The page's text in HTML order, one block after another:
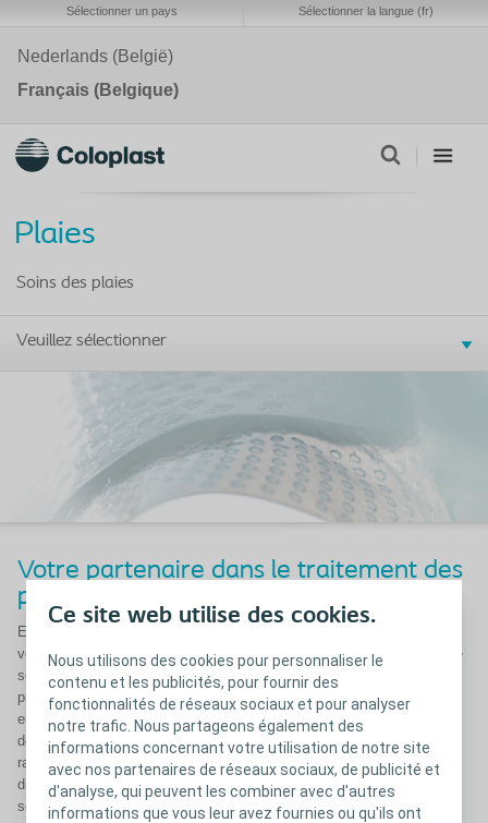
Ce site web utilise des cookies.
Nous utilisons des cookies pour personnaliser le
contenu et les publicités, pour fournir des
fonctionnalités de réseaux sociaux et pour analyser
notre trafic. Nous partageons également des
informations concernant votre utilisation de notre site
avec nos partenaires de réseaux sociaux, de publicité et
d'analyse, qui peuvent les combiner avec d'autres
informations que vous leur avez fournies ou qu'ils ont
Sélectionner un pays Sélectionner la langue (fr)
Nederlands (België)
Français (Belgique)
Plaies
Soins des plaies
Veuillez sélectionner
Votre partenaire dans le traitement des
plaies complexes
En tant que professionnel de la santé, le confort de vos patients est
votre priorité absolue, et c’est particulièrement le cas quand il s’agit de
soigner leurs plaies. Qu'il s'agisse d'une simple blessure, d'un
problème aigu, d'une plaie complexe ou de soins de plaies chroniques:
en collaboration avec des médecins et des infirmières, Coloplast
développe des pansements innovants qui favorisent une guérison
rapide. De plus, nous mettons nos connaissances pratiques à votre
disposition en les partageant lors de formations scientifiques sur les
soins de plaies.